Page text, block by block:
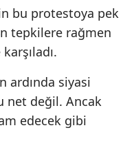
bu protestoya pek
tepkilere rağmen
ardında siyasi
net değil. Ancak
edecek gibi